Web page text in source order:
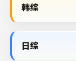
韩综
日综